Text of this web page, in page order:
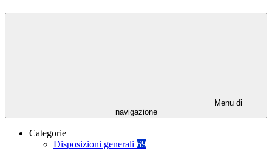
Menu di
navigazione
Categorie
Disposizioni generali 69